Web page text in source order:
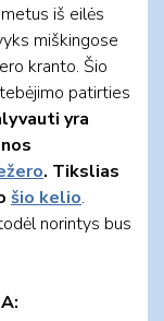
iš eilės
miškingose
kranto. Šio
patirties
yra
. Tikslias
šio kelio.
norintys bus